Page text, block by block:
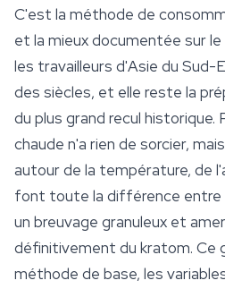
C'est la méthode de
et la mieux documentée sur
les travailleurs d'Asie du
des siècles, et elle reste la
du plus grand recul
chaude n'a rien de sorcier,
autour de la température, de
font toute la différence entre
un breuvage granuleux et
définitivement du kratom. Ce
méthode de base, les